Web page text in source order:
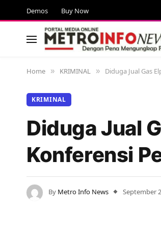
Demos Buy Now
Home » KRIMINAL » Diduga Jual Gas
KRIMINAL
Diduga Jual
Konferensi
By Metro Info News September